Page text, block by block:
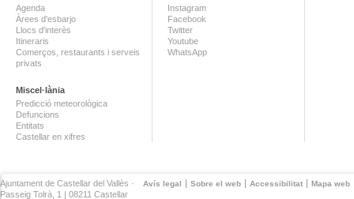
Agenda
Àrees d'esbarjo
Llocs d'interès
Itineraris
Comerços, restaurants i serveis
privats
Miscel·lània
Predicció meteorològica
Defuncions
Entitats
Castellar en xifres
Instagram
Facebook
Twitter
Youtube
WhatsApp
Avís legal Sobre el web Accessibilitat Mapa web
Ajuntament de Castellar del Vallès ·
Passeig Tolrà, 1 | 08211 Castellar